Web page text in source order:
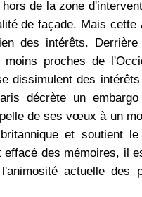
de la zone
de façade. Mais cette
des intérêts.
moins proches de
dissimulent des intérêts
décrète un
de ses vœux à un
et soutient
effacé des mémoires, il
actuelle des